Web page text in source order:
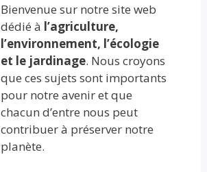
Bienvenue sur notre site web
dédié à l’agriculture,
l’environnement, l’écologie
et le jardinage. Nous croyons
que ces sujets sont importants
pour notre avenir et que
chacun d’entre nous peut
contribuer à préserver notre
planète.